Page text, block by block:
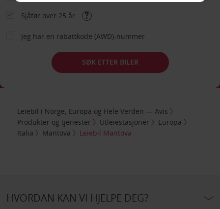
Sjåfør over 25 år
Jeg har en rabattkode (AWD)-nummer
SØK ETTER BILER
Leiebil i Norge, Europa og Hele Verden — Avis
Produkter og tjenester
Utleiestasjoner
Europa
Italia
Mantova Leiebil Mantova
HVORDAN KAN VI HJELPE DEG?